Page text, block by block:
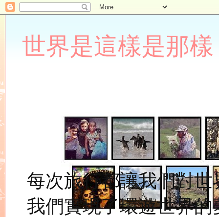
世界是這樣是那樣
每次旅行都讓我們對
我們實現了環遊世界